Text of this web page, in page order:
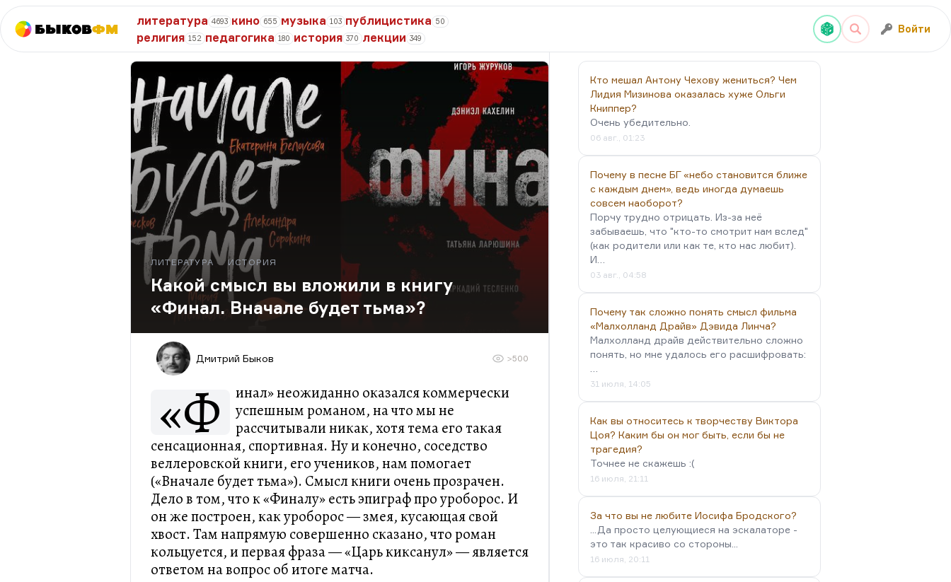
БыковФМ
литература 4693 кино 655 музыка 103 публицистика 50
религия 152 педагогика 180 история 370 лекции 349
Войти
ЛИТЕРАТУРА ИСТОРИЯ
Какой смысл вы вложили в книгу
«Финал. Вначале будет тьма»?
Дмитрий Быков >500
«Ф
инал» неожиданно оказался коммерчески
успешным романом, на что мы не
рассчитывали никак, хотя тема его такая
сенсационная, спортивная. Ну и конечно, соседство
веллеровской книги, его учеников, нам помогает
(«Вначале будет тьма»). Смысл книги очень прозрачен.
Дело в том, что к «Финалу» есть эпиграф про уроборос. И
он же построен, как уроборос — змея, кусающая свой
хвост. Там напрямую совершенно сказано, что роман
кольцуется, и первая фраза — «Царь киксанул» — является
ответом на вопрос об итоге матча.
Кто мешал Антону Чехову жениться? Чем
Лидия Мизинова оказалась хуже Ольги
Книппер?
Очень убедительно.
06 авг., 01:23
Почему в песне БГ «небо становится ближе
с каждым днем», ведь иногда думаешь
совсем наоборот?
Порчу трудно отрицать. Из-за неё
забываешь, что "кто-то смотрит нам вслед"
(как родители или как те, кто нас любит).
И…
03 авг., 04:58
Почему так сложно понять смысл фильма
«Малхолланд Драйв» Дэвида Линча?
Малхолланд драйв действительно сложно
понять, но мне удалось его расшифровать:
31 июля, 14:05
Как вы относитесь к творчеству Виктора
Цоя? Каким бы он мог быть, если бы не
трагедия?
Точнее не скажешь :(
16 июля, 21:11
За что вы не любите Иосифа Бродского?
...Да просто целующиеся на эскалаторе -
это так красиво со стороны...
16 июля, 20:11